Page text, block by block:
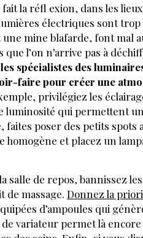
la réfl exion, dans les
électriques sont
mine blafarde, font mal
l’on n’arrive pas à
spécialistes des
faire pour créer une
privilégiez les
luminosité qui permettent un
faites poser des petits
et placez un
salle de repos, bannissez
de massage. Donnez la
d’ampoules qui
variateur permet là